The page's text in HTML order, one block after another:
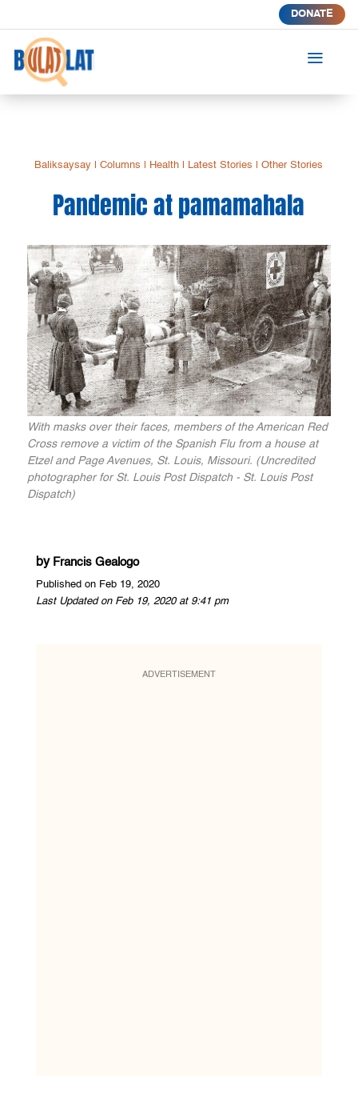
DONATE
a
Baliksaysay |Columns Health Latest Stories |Other Stories
Pandemic at pamamahala
With masks over their faces, members of the American Red
Cross remove a victim of the Spanish Flu from a house at
Etzel and Page Avenues, St. Louis, Missouri. (Uncredited
photographer for St. Louis Post Dispatch - St. Louis Post
Dispatch)
by Francis Gealogo
Published on Feb 19, 2020
Last Updated on Feb 19, 2020 at 9:41 pm
ADVERTISEMENT